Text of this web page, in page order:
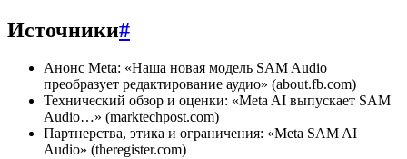
Источники#
Анонс Meta: «Наша новая модель SAM Audio
преобразует редактирование аудио» (about.fb.com)
Технический обзор и оценки: «Meta AI выпускает SAM
Audio…» (marktechpost.com)
Партнерства, этика и ограничения: «Meta SAM AI
Audio» (theregister.com)